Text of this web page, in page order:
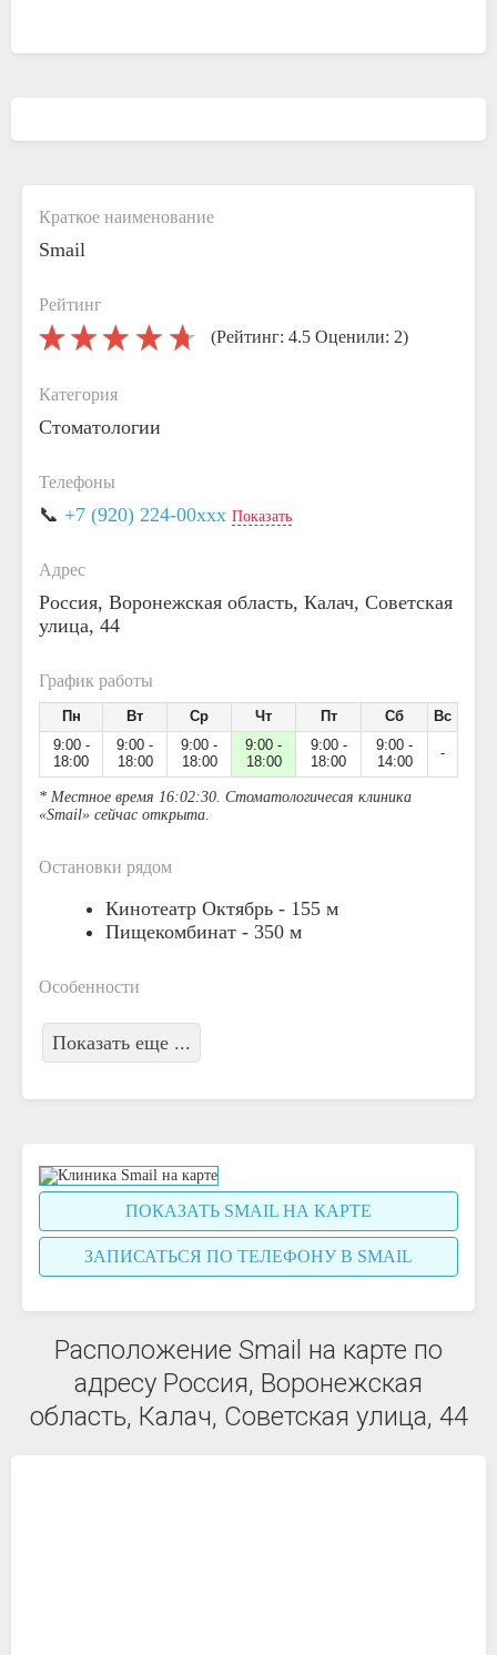
Краткое наименование
Smail
Рейтинг
(Рейтинг: 4.5 Оценили: 2)
Категория
Стоматологии
Телефоны
📞 +7 (920) 224-00xxx Показать
Адрес
Россия, Воронежская область, Калач, Советская
улица, 44
График работы
Пн Вт Ср Чт Пт Сб
Вс
9:00 -
18:00
9:00 -
18:00
9:00 -
18:00
9:00 -
18:00
9:00 -
18:00
9:00 -
14:00
-
* Местное время 16:02:30. Стоматологичесая клиника
«Smail» сейчас открыта.
Остановки рядом
Кинотеатр Октябрь - 155 м
Пищекомбинат - 350 м
Особенности
Показать еще ...
ПОКАЗАТЬ SMAIL НА КАРТЕ
ЗАПИСАТЬСЯ ПО ТЕЛЕФОНУ В SMAIL
Расположение Smail на карте по
адресу Россия, Воронежская
область, Калач, Советская улица, 44